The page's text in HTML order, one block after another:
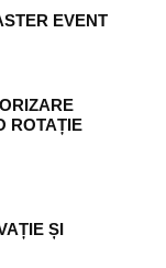
EVENT
ROTAȚIE
ȘI